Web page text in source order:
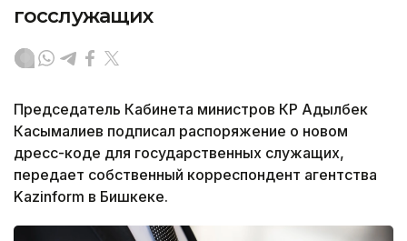
госслужащих
Председатель Кабинета министров КР Адылбек
Касымалиев подписал распоряжение о новом
дресс-коде для государственных служащих,
передает собственный корреспондент агентства
Kazinform в Бишкеке.